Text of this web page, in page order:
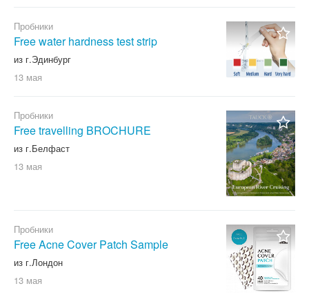
Пробники
Free water hardness test strip
из г.Эдинбург
13 мая
Пробники
Free travelling BROCHURE
из г.Белфаст
13 мая
Пробники
Free Acne Cover Patch Sample
из г.Лондон
13 мая